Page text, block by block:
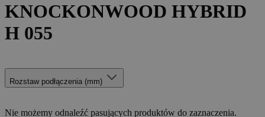
KNOCKONWOOD HYBRID
H 055
Rozstaw podłączenia (mm)
Nie możemy odnaleźć pasujących produktów do zaznaczenia.